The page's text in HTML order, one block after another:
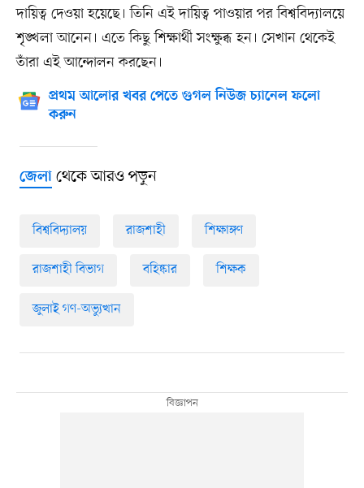
দায়িত্ব দেওয়া হয়েছে। তিনি এই দায়িত্ব পাওয়ার পর বিশ্ববিদ্যালয়ে
শৃঙ্খলা আনেন। এতে কিছু শিক্ষার্থী সংক্ষুব্ধ হন। সেখান থেকেই
তাঁরা এই আন্দোলন করছেন।
প্রথম আলোর খবর পেতে গুগল নিউজ চ্যানেল ফলো
করুন
জেলাথেকে আরও পড়ুন
বিশ্ববিদ্যালয় রাজশাহী শিক্ষাঙ্গণ
রাজশাহী বিভাগ বহিষ্কার শিক্ষক
জুলাই গণ-অভ্যুত্থান